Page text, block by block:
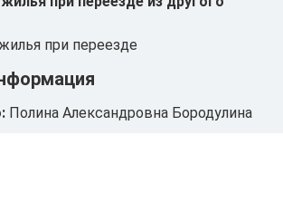
при переезде
Полина Александровна Бородулина